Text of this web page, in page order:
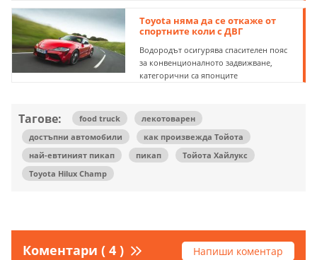
Toyota няма да се откаже от
спортните коли с ДВГ
Водородът осигурява спасителен пояс
за конвенционалното задвижване,
категорични са японците
Тагове: food truck
лекотоварен
достъпни автомобили
как произвежда Тойота
най-евтиният пикап
пикап
Тойота Хайлукс
Toyota Hilux Champ
Коментари ( 4 ) Напиши коментар